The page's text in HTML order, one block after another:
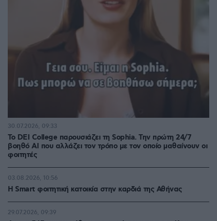
Το DEI College παρουσιάζει τη Sophia. Την πρώτη 24/7
βοηθό AI που αλλάζει τον τρόπο με τον οποίο μαθαίνουν οι
φοιτητές
30.07.2026, 09:33
Η Smart φοιτητική κατοικία στην καρδιά της Αθήνας
03.08.2026, 10:56
29.07.2026, 09:39